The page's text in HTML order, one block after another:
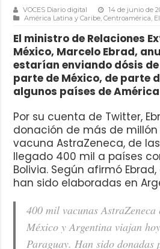
VOCES Diario digital
14 de junio de
América Latina y Caribe ,Centroamérica
El ministro de Relaciones
México, Marcelo Ebrad,
estarían enviando dósis
parte de México, de parte
algunos países de
Por su cuenta de Twitter,
donación de más de
vacuna AstraZeneca, de
llegado 400 mil a países
Bolivia. Según afirmó
han sido elaboradas en
400 mil vacunas AstraZeneca
México y Argentina viajan
Paraguay. Han sido donadas